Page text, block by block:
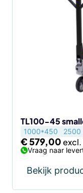
TL100-45
1000*450 2500
€579,00
Vraag naar
Bekijk